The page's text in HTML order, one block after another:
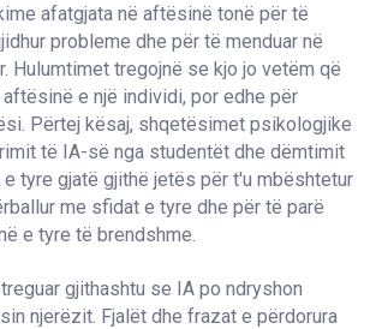
afatgjata në aftësinë tonë për të
probleme dhe për të menduar në
Hulumtimet tregojnë se kjo jo vetëm që
e një individi, por edhe për
Përtej kësaj, shqetësimet psikologjike
të IA-së nga studentët dhe dëmtimit
tyre gjatë gjithë jetës për t'u mbështetur
me sfidat e tyre dhe për të parë
e tyre të brendshme.
gjithashtu se IA po ndryshon
njerëzit. Fjalët dhe frazat e përdorura